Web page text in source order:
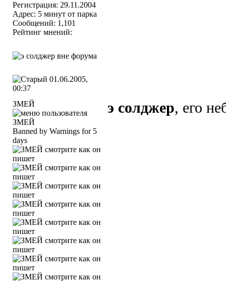
Регистрация: 29.11.2004
Адрес: 5 минут от парка
Сообщений: 1,101
Рейтинг мнений:
01.06.2005,
00:37
ЗМЕЙ
Banned by Warnings for 5
days
э солджер, его